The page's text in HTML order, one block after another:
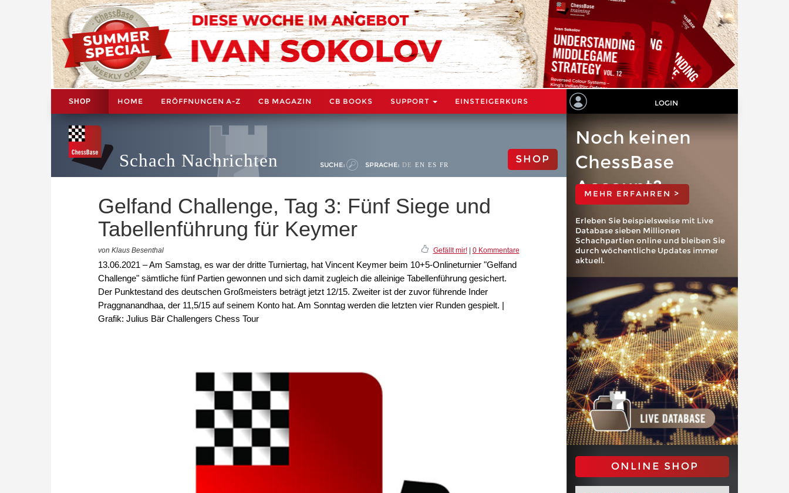
SHOP HOME ERÖFFNUNGEN A-Z CB MAGAZIN CB BOOKS SUPPORT EINSTEIGERKURS LOGIN
Schach Nachrichten SUCHE: SPRACHE: DE EN ES FR SHOP
Gelfand Challenge, Tag 3: Fünf Siege und
Tabellenführung für Keymer
von Klaus Besenthal Gefällt mir!| 0 Kommentare
13.06.2021 – Am Samstag, es war der dritte Turniertag, hat Vincent Keymer beim 10+5-Onlineturnier "Gelfand
Challenge" sämtliche fünf Partien gewonnen und sich damit zugleich die alleinige Tabellenführung gesichert.
Der Punktestand des deutschen Großmeisters beträgt jetzt 12/15. Zweiter ist der zuvor führende Inder
Praggnanandhaa, der 11,5/15 auf seinem Konto hat. Am Sonntag werden die letzten vier Runden gespielt. |
Grafik: Julius Bär Challengers Chess Tour
Noch keinen
ChessBase
Account?
MEHR ERFAHREN >
Erleben Sie beispielsweise mit Live
Database sieben Millionen
Schachpartien online und bleiben Sie
durch wöchentliche Updates immer
aktuell.
ONLINE SHOP